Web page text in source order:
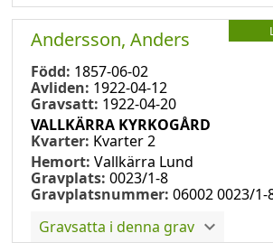
Andersson, Anders
Född: 1857-06-02
Avliden: 1922-04-12
Gravsatt: 1922-04-20
VALLKÄRRA KYRKOGÅRD
Kvarter: Kvarter 2
Hemort: Vallkärra Lund
Gravplats: 0023/1-8
Gravplatsnummer: 06002 0023/1-
Gravsatta i denna grav